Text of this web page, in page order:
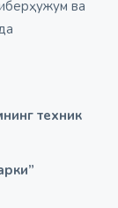
ва
техник